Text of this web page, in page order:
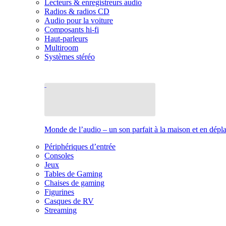
Lecteurs & enregistreurs audio
Radios & radios CD
Audio pour la voiture
Composants hi-fi
Haut-parleurs
Multiroom
Systèmes stéréo
Monde de l’audio – un son parfait à la maison et en
Périphériques d’entrée
Consoles
Jeux
Tables de Gaming
Chaises de gaming
Figurines
Casques de RV
Streaming